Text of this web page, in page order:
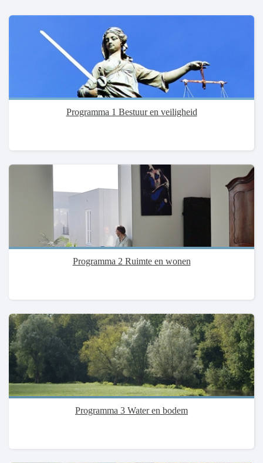
Programma 1 Bestuur en veiligheid
Programma 2 Ruimte en wonen
Programma 3 Water en bodem